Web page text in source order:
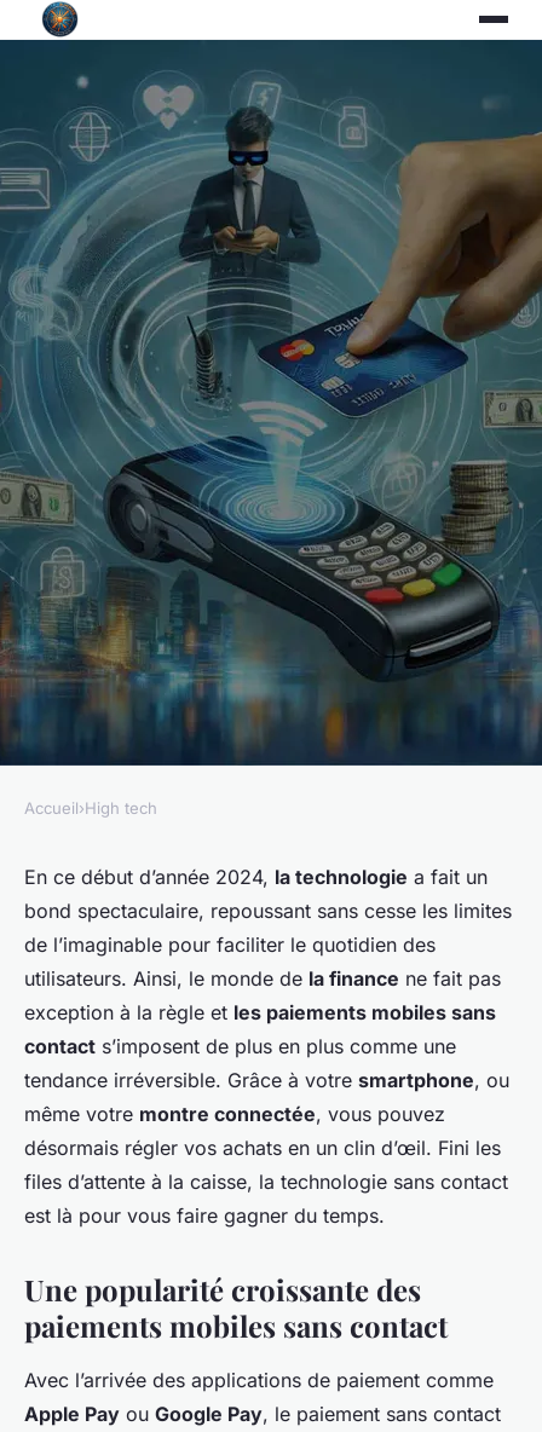
HIGH TECH
Quelle est la dernière
tendance en matière de
systèmes de paiement mobile
sans contact ?
Antonin• 8 mars 2024 •5 min de lecture
Accueil›High tech
En ce début d’année 2024, la technologie a fait un
bond spectaculaire, repoussant sans cesse les limites
de l’imaginable pour faciliter le quotidien des
utilisateurs. Ainsi, le monde de la finance ne fait pas
exception à la règle et les paiements mobiles sans
contact s’imposent de plus en plus comme une
tendance irréversible. Grâce à votre smartphone, ou
même votre montre connectée, vous pouvez
désormais régler vos achats en un clin d’œil. Fini les
files d’attente à la caisse, la technologie sans contact
est là pour vous faire gagner du temps.
Une popularité croissante des
paiements mobiles sans contact
Avec l’arrivée des applications de paiement comme
Apple Pay ou Google Pay, le paiement sans contact